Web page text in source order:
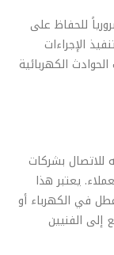
للحفاظ على
الإجراءات
الكهربائية
للاتصال بشركات
يعتبر هذا
في الكهرباء أو
إلى الفنيين